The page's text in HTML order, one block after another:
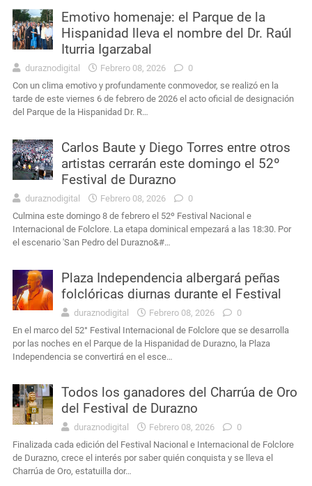
Emotivo homenaje: el Parque de la
Hispanidad lleva el nombre del Dr. Raúl
Iturria Igarzabal
duraznodigital Febrero 08, 2026
0
Con un clima emotivo y profundamente conmovedor, se realizó en la
tarde de este viernes 6 de febrero de 2026 el acto oficial de designación
del Parque de la Hispanidad Dr. R…
Carlos Baute y Diego Torres entre otros
artistas cerrarán este domingo el 52º
Festival de Durazno
duraznodigital Febrero 08, 2026
0
Culmina este domingo 8 de febrero el 52º Festival Nacional e
Internacional de Folclore. La etapa dominical empezará a las 18:30. Por
el escenario 'San Pedro del Durazno&#…
Plaza Independencia albergará peñas
folclóricas diurnas durante el Festival
duraznodigital Febrero 08, 2026
0
En el marco del 52° Festival Internacional de Folclore que se desarrolla
por las noches en el Parque de la Hispanidad de Durazno, la Plaza
Independencia se convertirá en el esce…
Todos los ganadores del Charrúa de Oro
del Festival de Durazno
duraznodigital Febrero 08, 2026
0
Finalizada cada edición del Festival Nacional e Internacional de Folclore
de Durazno, crece el interés por saber quién conquista y se lleva el
Charrúa de Oro, estatuilla dor…